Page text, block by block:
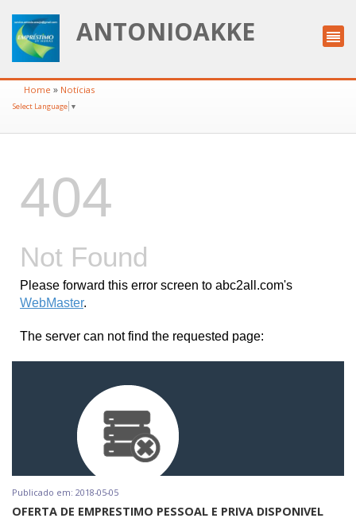
ANTONIOAKKE
Home » Notícias
Select Language ▼
Publicado em: 2018-05-05
OFERTA DE EMPRESTIMO PESSOAL E PRIVA DISPONIVEL